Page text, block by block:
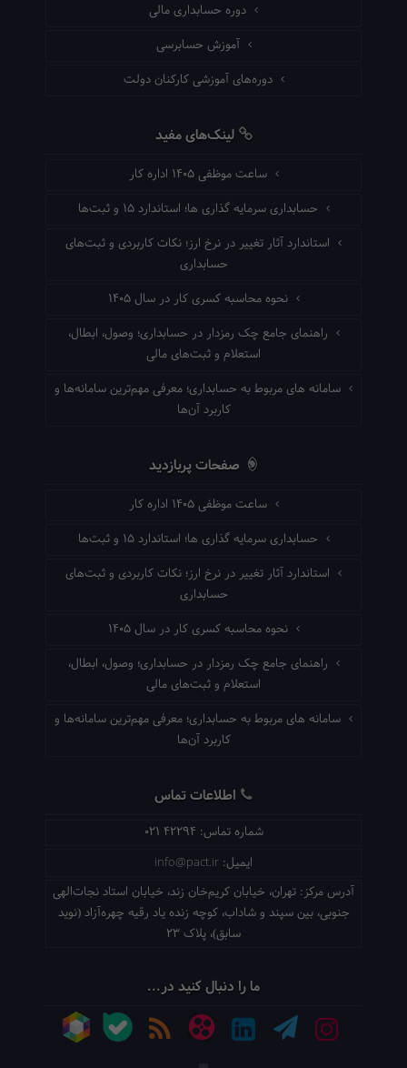
دوره حسابداری مالی
آموزش حسابرسی
دوره‌های آموزشی کارکنان دولت
لینک‌های مفید
ساعت موظفی ۱۴۰۵ اداره کار
حسابداری سرمایه گذاری ها؛ استاندارد ۱۵ و ثبت‌ها
استاندارد آثار تغییر در نرخ ارز؛ نکات کاربردی و ثبت‌های
حسابداری
نحوه محاسبه کسری کار در سال ۱۴۰۵
راهنمای جامع چک رمزدار در حسابداری؛ وصول، ابطال،
استعلام و ثبت‌های مالی
سامانه های مربوط به حسابداری؛ معرفی مهم‌ترین سامانه‌ها و
کاربرد آن‌ها
صفحات پربازدید
ساعت موظفی ۱۴۰۵ اداره کار
حسابداری سرمایه گذاری ها؛ استاندارد ۱۵ و ثبت‌ها
استاندارد آثار تغییر در نرخ ارز؛ نکات کاربردی و ثبت‌های
حسابداری
نحوه محاسبه کسری کار در سال ۱۴۰۵
راهنمای جامع چک رمزدار در حسابداری؛ وصول، ابطال،
استعلام و ثبت‌های مالی
سامانه های مربوط به حسابداری؛ معرفی مهم‌ترین سامانه‌ها و
کاربرد آن‌ها
اطلاعات تماس
شماره تماس: 021 42294
ایمیل: info@pact.ir
آدرس مرکز: تهران، خیابان کریم‌خان زند، خیابان استاد نجات‌الهی
جنوبی، بین سپند و شاداب، کوچه زنده یاد رقیه چهره‌آزاد (نوید
سابق)، پلاک 23
ما را دنبال کنید در...